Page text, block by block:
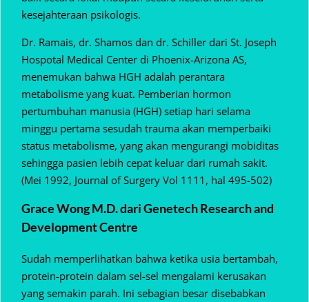
kesejahteraan psikologis.
Dr. Ramais, dr. Shamos dan dr. Schiller dari St. Joseph
Hospotal Medical Center di Phoenix-Arizona AS,
menemukan bahwa HGH adalah perantara
metabolisme yang kuat. Pemberian hormon
pertumbuhan manusia (HGH) setiap hari selama
minggu pertama sesudah trauma akan memperbaiki
status metabolisme, yang akan mengurangi mobiditas
sehingga pasien lebih cepat keluar dari rumah sakit.
(Mei 1992, Journal of Surgery Vol 1111, hal 495-502)
Grace Wong M.D. dari Genetech Research and
Development Centre
Sudah memperlihatkan bahwa ketika usia bertambah,
protein-protein dalam sel-sel mengalami kerusakan
yang semakin parah. Ini sebagian besar disebabkan